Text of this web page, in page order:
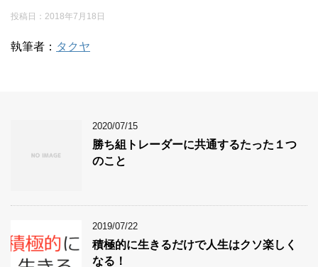
投稿日： 2018年7月18日
執筆者： タクヤ
2020/07/15
勝ち組トレーダーに共通するたった１つ
のこと
2019/07/22
積極的に生きるだけで人生はクソ楽しく
なる！